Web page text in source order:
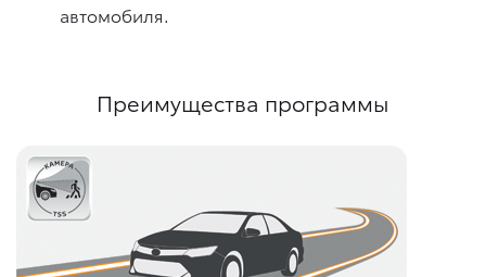
автомобиля.
Преимущества программы